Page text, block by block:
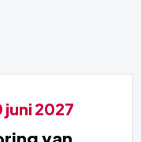
juni 2027